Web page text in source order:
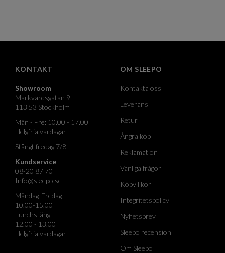
KONTAKT
Showroom
Markvardsgatan 9
113 53 Stockholm
Mån - Fre: 10.00 - 17.00
Helgfria vardagar
Stängt fredag 7/8
Kundservice
08-20 87 70
Info@sleepo.se
Måndag-Fredag
10.00-15.00
Lunchstängt
12.00 - 13.00
Helgfria vardagar
OM SLEEPO
Kontakta oss
Leverans
Retur
Ångra köp
Reklamation
Vanliga frågor
Köpvillkor
Integritetspolicy
Nyhetsbrev
Sleepo recension
Om Sleepo